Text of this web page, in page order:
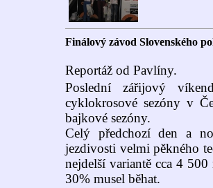
Finálový závod Slovenského
Reportáž od Pavlíny.
Poslední zářijový
cyklokrosové sezóny v
bajkové sezóny.
Celý předchozí den a
jezdivosti velmi pěkného
nejdelší variantě cca 4
30% musel běhat.